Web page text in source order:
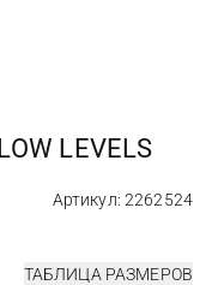
LEVELS
Артикул: 2262524
ТАБЛИЦА РАЗМЕРОВ